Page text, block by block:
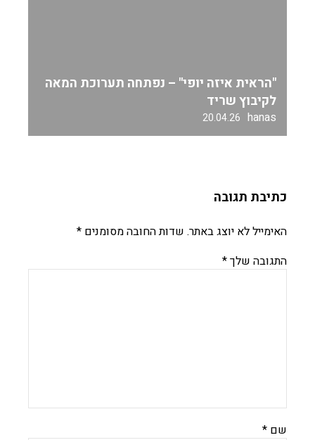
"הראית איזה יופי" – נפתחה תערוכת המאה
לקיבוץ שריד
hanas
20.04.26
כתיבת תגובה
האימייל לא יוצג באתר. שדות החובה מסומנים *
התגובה שלך*
שם *